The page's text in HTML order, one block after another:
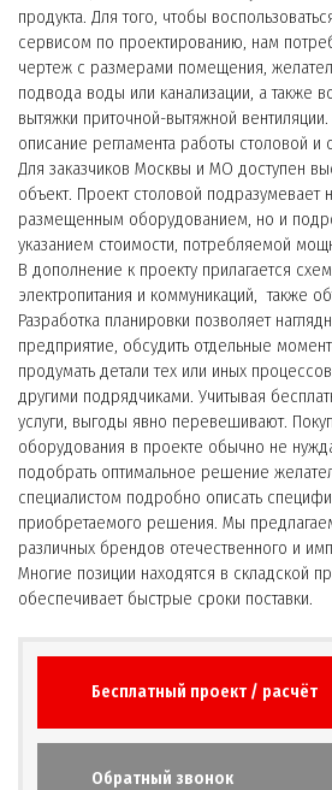
продукта. Для того, чтобы
сервисом по проектированию, нам
чертеж с размерами помещения,
подвода воды или канализации, а также
вытяжки приточной-вытяжной
описание регламента работы столовой и
Для заказчиков Москвы и МО доступен
объект. Проект столовой подразумевает
размещенным оборудованием, но и
указанием стоимости, потребляемой
В дополнение к проекту прилагается
электропитания и коммуникаций, также
Разработка планировки позволяет
предприятие, обсудить отдельные
продумать детали тех или иных
другими подрядчиками. Учитывая
услуги, выгоды явно перевешивают.
оборудования в проекте обычно не
подобрать оптимальное решение
специалистом подробно описать
приобретаемого решения. Мы
различных брендов отечественного и
Многие позиции находятся в складской
обеспечивает быстрые сроки поставки.
Бесплатный проект / расчёт
Обратный звонок